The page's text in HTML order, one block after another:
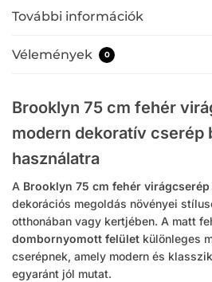
További információk
Vélemények 0
Brooklyn 75 cm fehér
modern dekoratív cserép
használatra
A Brooklyn 75 cm fehér virágcserép
dekorációs megoldás növényei
otthonában vagy kertjében. A matt
dombornyomott felület különleges
cserépnek, amely modern és
egyaránt jól mutat.